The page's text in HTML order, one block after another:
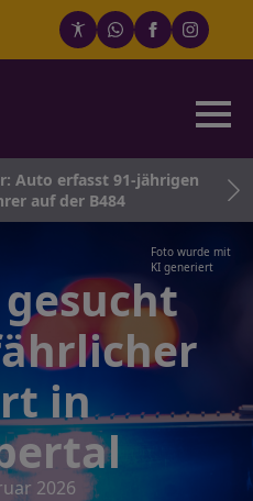
erfasst 91-jährigen
auf der B484
Foto wurde mit
KI generiert
in
2026